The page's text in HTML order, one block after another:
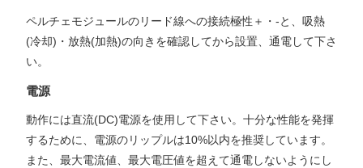
ペルチェモジュールのリード線への接続極性＋・-と、吸熱
(冷却)・放熱(加熱)の向きを確認してから設置、通電して下さ
い。
電源
動作には直流(DC)電源を使用して下さい。十分な性能を発揮
するために、電源のリップルは10%以内を推奨しています。
また、最大電流値、最大電圧値を超えて通電しないようにし